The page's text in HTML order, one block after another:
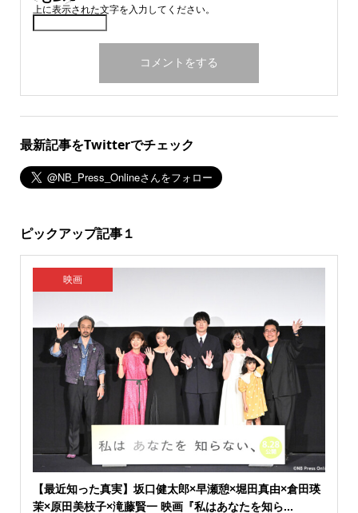
上に表示された文字を入力してください。
最新記事をTwitterでチェック
ピックアップ記事１
映画
【最近知った真実】坂口健太郎×早瀬憩×堀田真由×倉田瑛
茉×原田美枝子×滝藤賢一 映画『私はあなたを知ら...